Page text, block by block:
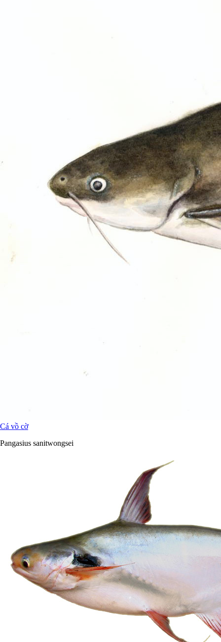
Cá vồ cờ
Pangasius sanitwongsei